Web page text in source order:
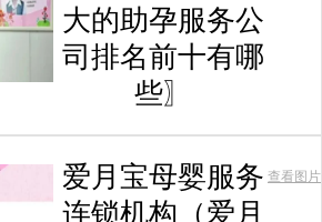
大的助孕服务公
司排名前十有哪
些〗
爱月宝母婴服务
连锁机构（爱月
查看图片